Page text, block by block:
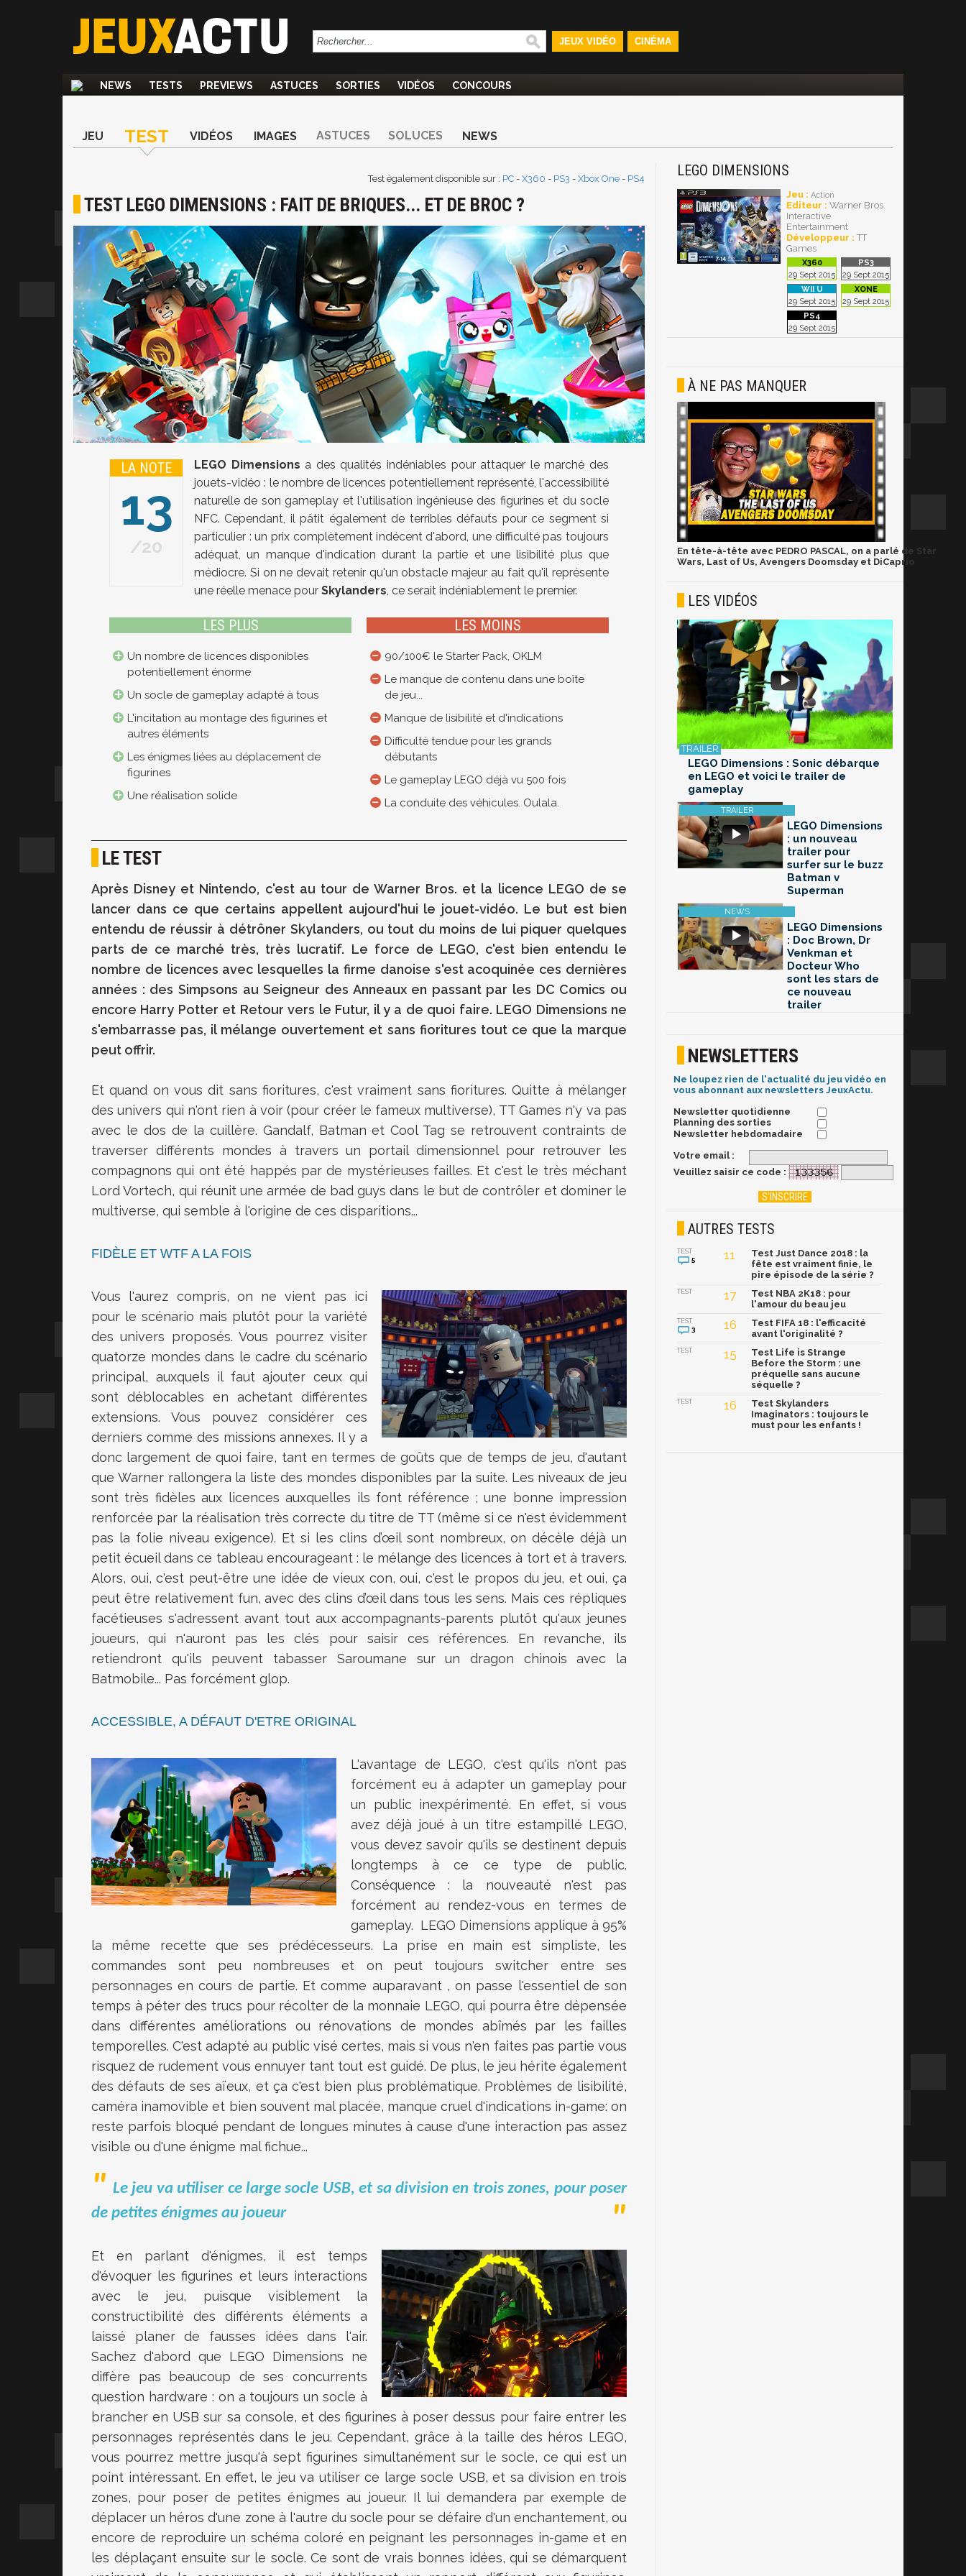
JEUX VIDÉO CINÉMA
NEWS TESTS PREVIEWS ASTUCES SORTIES VIDÉOS CONCOURS
JEU TEST VIDÉOS IMAGES ASTUCES SOLUCES NEWS
Test également disponible sur : PC - X360 - PS3 - Xbox One - PS4
TEST LEGO DIMENSIONS : FAIT DE BRIQUES... ET DE BROC ?
LA NOTE
13
20
LEGO Dimensions a des qualités indéniables pour attaquer le marché des
jouets-vidéo : le nombre de licences potentiellement représenté, l'accessibilité
naturelle de son gameplay et l'utilisation ingénieuse des figurines et du socle
NFC. Cependant, il pâtit également de terribles défauts pour ce segment si
particulier : un prix complètement indécent d'abord, une difficulté pas toujours
adéquat, un manque d'indication durant la partie et une lisibilité plus que
médiocre. Si on ne devait retenir qu'un obstacle majeur au fait qu'il représente
une réelle menace pour Skylanders , ce serait indéniablement le premier.
LES PLUS
Un nombre de licences disponibles
potentiellement énorme
Un socle de gameplay adapté à tous
L'incitation au montage des figurines et
autres éléments
Les énigmes liées au déplacement de
figurines
Une réalisation solide
LES MOINS
90/100€ le Starter Pack, OKLM
Le manque de contenu dans une boîte
de jeu...
Manque de lisibilité et d'indications
Difficulté tendue pour les grands
débutants
Le gameplay LEGO déjà vu 500 fois
La conduite des véhicules. Oulala.
LE TEST
Après Disney et Nintendo, c'est au tour de Warner Bros. et la licence LEGO de se
lancer dans ce que certains appellent aujourd'hui le jouet-vidéo. Le but est bien
entendu de réussir à détrôner Skylanders, ou tout du moins de lui piquer quelques
parts de ce marché très, très lucratif. Le force de LEGO, c'est bien entendu le
nombre de licences avec lesquelles la firme danoise s'est acoquinée ces dernières
années : des Simpsons au Seigneur des Anneaux en passant par les DC Comics ou
encore Harry Potter et Retour vers le Futur, il y a de quoi faire. LEGO Dimensions ne
s'embarrasse pas, il mélange ouvertement et sans fioritures tout ce que la marque
peut offrir.
Et quand on vous dit sans fioritures, c'est vraiment sans fioritures. Quitte à mélanger
des univers qui n'ont rien à voir (pour créer le fameux multiverse), TT Games n'y va pas
avec le dos de la cuillère. Gandalf, Batman et Cool Tag se retrouvent contraints de
traverser différents mondes à travers un portail dimensionnel pour retrouver les
compagnons qui ont été happés par de mystérieuses failles. Et c'est le très méchant
Lord Vortech, qui réunit une armée de bad guys dans le but de contrôler et dominer le
multiverse, qui semble à l'origine de ces disparitions...
FIDÈLE ET WTF A LA FOIS
Vous l'aurez compris, on ne vient pas ici
pour le scénario mais plutôt pour la variété
des univers proposés. Vous pourrez visiter
quatorze mondes dans le cadre du scénario
principal, auxquels il faut ajouter ceux qui
sont déblocables en achetant différentes
extensions. Vous pouvez considérer ces
derniers comme des missions annexes. Il y a
donc largement de quoi faire, tant en termes de goûts que de temps de jeu, d'autant
que Warner rallongera la liste des mondes disponibles par la suite. Les niveaux de jeu
sont très fidèles aux licences auxquelles ils font référence ; une bonne impression
renforcée par la réalisation très correcte du titre de TT (même si ce n'est évidemment
pas la folie niveau exigence). Et si les clins d’œil sont nombreux, on décèle déjà un
petit écueil dans ce tableau encourageant : le mélange des licences à tort et à travers.
Alors, oui, c'est peut-être une idée de vieux con, oui, c'est le propos du jeu, et oui, ça
peut être relativement fun, avec des clins d’œil dans tous les sens. Mais ces répliques
facétieuses s'adressent avant tout aux accompagnants-parents plutôt qu'aux jeunes
joueurs, qui n'auront pas les clés pour saisir ces références. En revanche, ils
retiendront qu'ils peuvent tabasser Saroumane sur un dragon chinois avec la
Batmobile... Pas forcément glop.
ACCESSIBLE, A DÉFAUT D'ETRE ORIGINAL
L'avantage de LEGO, c'est qu'ils n'ont pas
forcément eu à adapter un gameplay pour
un public inexpérimenté. En effet, si vous
avez déjà joué à un titre estampillé LEGO,
vous devez savoir qu'ils se destinent depuis
longtemps à ce ce type de public.
Conséquence : la nouveauté n'est pas
forcément au rendez-vous en termes de
gameplay. LEGO Dimensions applique à 95%
la même recette que ses prédécesseurs. La prise en main est simpliste, les
commandes sont peu nombreuses et on peut toujours switcher entre ses
personnages en cours de partie. Et comme auparavant , on passe l'essentiel de son
temps à péter des trucs pour récolter de la monnaie LEGO, qui pourra être dépensée
dans différentes améliorations ou rénovations de mondes abîmés par les failles
temporelles. C'est adapté au public visé certes, mais si vous n'en faites pas partie vous
risquez de rudement vous ennuyer tant tout est guidé. De plus, le jeu hérite également
des défauts de ses aïeux, et ça c'est bien plus problématique. Problèmes de lisibilité,
caméra inamovible et bien souvent mal placée, manque cruel d'indications in-game: on
reste parfois bloqué pendant de longues minutes à cause d'une interaction pas assez
visible ou d'une énigme mal fichue...
Le jeu va utiliser ce large socle USB, et sa division en trois zones, pour poser
de petites énigmes au joueur
Et en parlant d'énigmes, il est temps
d'évoquer les figurines et leurs interactions
avec le jeu, puisque visiblement la
constructibilité des différents éléments a
laissé planer de fausses idées dans l'air.
Sachez d'abord que LEGO Dimensions ne
diffère pas beaucoup de ses concurrents
question hardware : on a toujours un socle à
brancher en USB sur sa console, et des figurines à poser dessus pour faire entrer les
personnages représentés dans le jeu. Cependant, grâce à la taille des héros LEGO,
vous pourrez mettre jusqu'à sept figurines simultanément sur le socle, ce qui est un
point intéressant. En effet, le jeu va utiliser ce large socle USB, et sa division en trois
zones, pour poser de petites énigmes au joueur. Il lui demandera par exemple de
déplacer un héros d'une zone à l'autre du socle pour se défaire d'un enchantement, ou
encore de reproduire un schéma coloré en peignant les personnages in-game et en
les déplaçant ensuite sur le socle. Ce sont de vrais bonnes idées, qui se démarquent
LEGO DIMENSIONS
Jeu : Action
Editeur : Warner Bros.
Interactive
Entertainment
Développeur : TT
Games
29 Sept 2015 29 Sept 2015
29 Sept 2015 29 Sept 2015
29 Sept 2015
À NE PAS MANQUER
En tête-à-tête avec PEDRO PASCAL, on a parlé de Star
Wars, Last of Us, Avengers Doomsday et DiCaprio
LES VIDÉOS
LEGO Dimensions : Sonic débarque
en LEGO et voici le trailer de
gameplay
LEGO Dimensions
: un nouveau
trailer pour
surfer sur le buzz
Batman v
Superman
LEGO Dimensions
: Doc Brown, Dr
Venkman et
Docteur Who
sont les stars de
ce nouveau
trailer
NEWSLETTERS
Ne loupez rien de l'actualité du jeu vidéo en
vous abonnant aux newsletters JeuxActu.
Newsletter quotidienne
Planning des sorties
Newsletter hebdomadaire
Votre email :
Veuillez saisir ce code :
AUTRES TESTS
TEST
5 11
Test Just Dance 2018 : la
fête est vraiment finie, le
pire épisode de la série ?
TEST 17
Test NBA 2K18 : pour
l'amour du beau jeu
TEST
3 16
Test FIFA 18 : l'efficacité
avant l'originalité ?
TEST 15
Test Life is Strange
Before the Storm : une
préquelle sans aucune
séquelle ?
TEST 16
Test Skylanders
Imaginators : toujours le
must pour les enfants !